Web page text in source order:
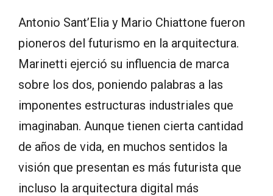
Antonio Sant’Elia y Mario Chiattone fueron
pioneros del futurismo en la arquitectura.
Marinetti ejerció su influencia de marca
sobre los dos, poniendo palabras a las
imponentes estructuras industriales que
imaginaban. Aunque tienen cierta cantidad
de años de vida, en muchos sentidos la
visión que presentan es más futurista que
incluso la arquitectura digital más